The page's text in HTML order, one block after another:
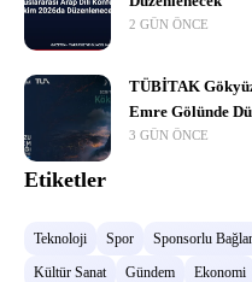
2 GÜN ÖNCE
TÜBİTAK
Emre Gölünde
3 GÜN ÖNCE
Etiketler
Teknoloji Spor Sponsorlu
Kültür Sanat
Gündem Ekonomi